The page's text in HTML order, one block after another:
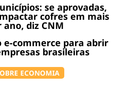
se aprovadas,
cofres em mais
ano, diz CNM
e-commerce para abrir
brasileiras
ECONOMIA